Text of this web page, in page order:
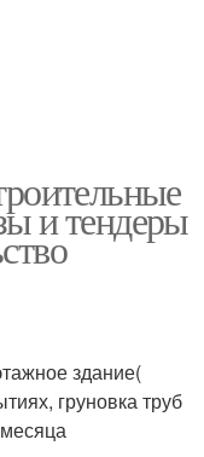
и тендеры
здание(
груновка труб